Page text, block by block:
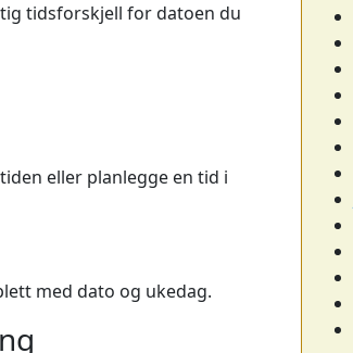
tidsforskjell for datoen du
eller planlegge en tid i
med dato og ukedag.